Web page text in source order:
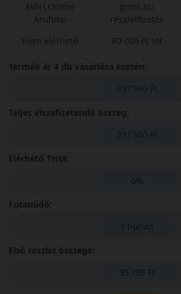
MBH Online
Áruhitel
Nem elérhető
gumi.hu
részletfizetés
80 000 Ft-tól
Termék ár 4 db vásárlása esetén:
397 560 Ft
Teljes viszafizetendő összeg:
397 560 Ft
Elérhető THM:
0%
Futamidő:
3 hónap
Első részlet összege:
99 390 Ft